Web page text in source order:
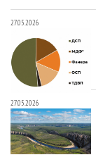
27.05.2026
27.05.2026